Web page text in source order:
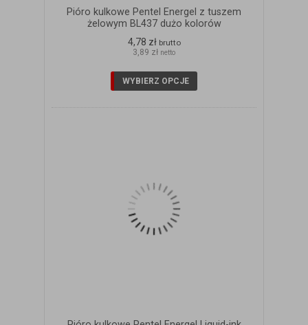
Pióro kulkowe Pentel Energel z tuszem
żelowym BL437 dużo kolorów
4,78 zł brutto
3,89 zł netto
WYBIERZ OPCJE